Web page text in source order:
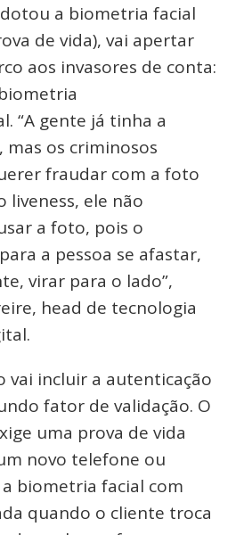
a biometria facial
de vida), vai apertar
aos invasores de conta:
“A gente já tinha a
os criminosos
fraudar com a foto
liveness, ele não
a foto, pois o
a pessoa se afastar,
virar para o lado”,
head de tecnologia
vai incluir a autenticação
fator de validação. O
uma prova de vida
novo telefone ou
biometria facial com
quando o cliente troca